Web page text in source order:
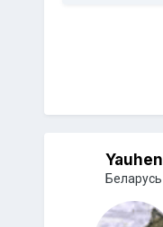
Yauhen
Беларусь